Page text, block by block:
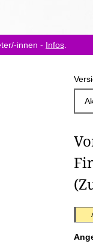
innen - Infos